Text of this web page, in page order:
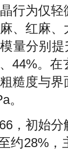
行为仅
、红麻
量分别
44%。
糙度与
。
，初始
约28%